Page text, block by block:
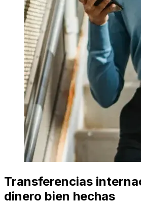
Transferencias
dinero bien hechas